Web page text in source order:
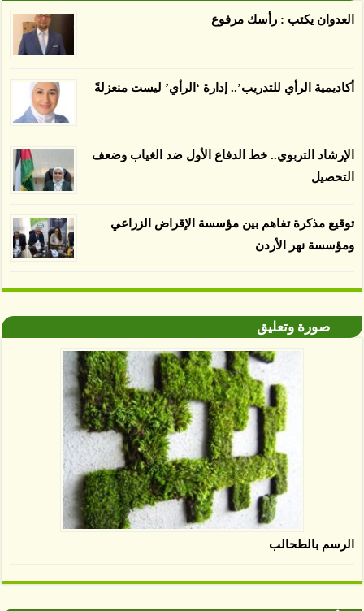
الأرض غير المعتمدة، وذلك حسب دراسة كشفت
المعتمدة المستدامة التي تحمل موافقات بأنها
لباحثين من جامعة بوردو في ولاية إنديانا الأميركية.
العدوان يكتب : رأسك مرفوع
أكاديمية الرأي للتدريب’.. إدارة ‘الرأي’ ليست منعزلةً
الإرشاد التربوي.. خط الدفاع الأول ضد الغياب وضعف
التحصيل
توقيع مذكرة تفاهم بين مؤسسة الإقراض الزراعي
ومؤسسة نهر الأردن
صورة وتعليق
الرسم بالطحالب